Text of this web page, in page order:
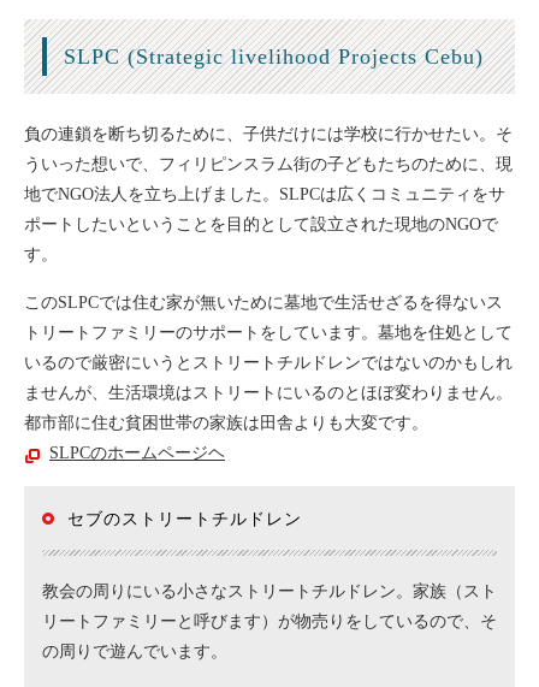
SLPC (Strategic livelihood Projects Cebu)
負の連鎖を断ち切るために、子供だけには学校に行かせたい。そ
ういった想いで、フィリピンスラム街の子どもたちのために、現
地でNGO法人を立ち上げました。SLPCは広くコミュニティをサ
ポートしたいということを目的として設立された現地のNGOで
す。
このSLPCでは住む家が無いために墓地で生活せざるを得ないス
トリートファミリーのサポートをしています。墓地を住処として
いるので厳密にいうとストリートチルドレンではないのかもしれ
ませんが、生活環境はストリートにいるのとほぼ変わりません。
都市部に住む貧困世帯の家族は田舎よりも大変です。
SLPCのホームページヘ
セブのストリートチルドレン
教会の周りにいる小さなストリートチルドレン。家族（スト
リートファミリーと呼びます）が物売りをしているので、そ
の周りで遊んでいます。